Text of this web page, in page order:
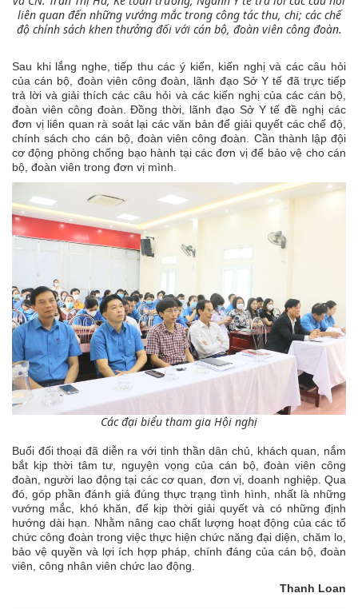
liên quan đến những vướng mắc trong công tác thu, chi; các chế
độ chính sách khen thưởng đối với cán bộ, đoàn viên công đoàn.
Sau khi lắng nghe, tiếp thu các ý kiến, kiến nghị và các câu hỏi
của cán bộ, đoàn viên công đoàn, lãnh đạo Sở Y tế đã trực tiếp
trả lời và giải thích các câu hỏi và các kiến nghị của các cán bộ,
đoàn viên công đoàn. Đồng thời, lãnh đạo Sở Y tế đề nghị các
đơn vị liên quan rà soát lại các văn bản để giải quyết các chế độ,
chính sách cho cán bộ, đoàn viên công đoàn. Cần thành lập đội
cơ động phòng chống bạo hành tại các đơn vị để bảo vệ cho cán
bộ, đoàn viên trong đơn vị mình.
Các đại biểu tham gia Hội nghị
Buổi đối thoại đã diễn ra với tinh thần dân chủ, khách quan, nắm
bắt kịp thời tâm tư, nguyện vọng của cán bộ, đoàn viên công
đoàn, người lao động tại các cơ quan, đơn vị, doanh nghiệp. Qua
đó, góp phần đánh giá đúng thực trạng tình hình, nhất là những
vướng mắc, khó khăn, để kịp thời giải quyết và có những định
hướng dài hạn. Nhằm nâng cao chất lượng hoạt động của các tổ
chức công đoàn trong việc thực hiện chức năng đại diện, chăm lo,
bảo vệ quyền và lợi ích hợp pháp, chính đáng của cán bộ, đoàn
viên, công nhân viên chức lao động.
Thanh Loan